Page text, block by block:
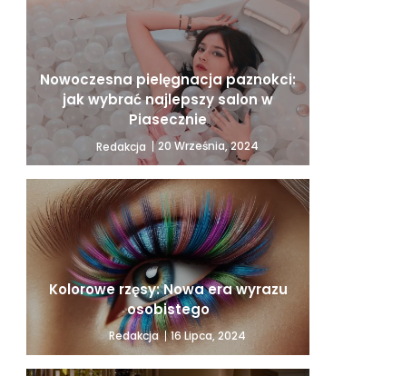
Nowoczesna pielęgnacja paznokci:
jak wybrać najlepszy salon w
Piasecznie
Redakcja 20 Września, 2024
Kolorowe rzęsy: Nowa era wyrazu
osobistego
Redakcja 16 Lipca, 2024